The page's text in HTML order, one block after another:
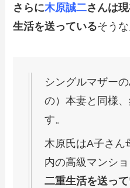
さらに木原誠二さんは
生活を送っているそうな
シングルマザー
の）本妻と同様
す。
木原氏はA子さん
内の高級マンシ
二重生活を送っ